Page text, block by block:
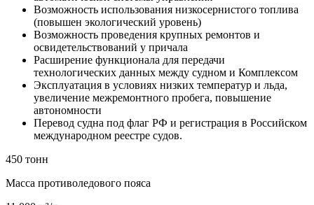
Возможность использования низкосернистого топлива
(повышен экологический уровень)
Возможность проведения крупных ремонтов и
освидетельствований у причала
Расширение функционала для передачи
технологических данных между судном и Комплексом
Эксплуатация в условиях низких температур и льда,
увеличение межремонтного пробега, повышение
автономности
Перевод судна под флаг РФ и регистрация в Российском
международном реестре судов.
450 тонн
Масса противоледового пояса